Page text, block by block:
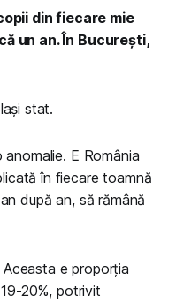
din fiecare mie
un an. În București,
stat.
E România
în fiecare toamnă
după an, să rămână
Aceasta e proporția
20%, potrivit